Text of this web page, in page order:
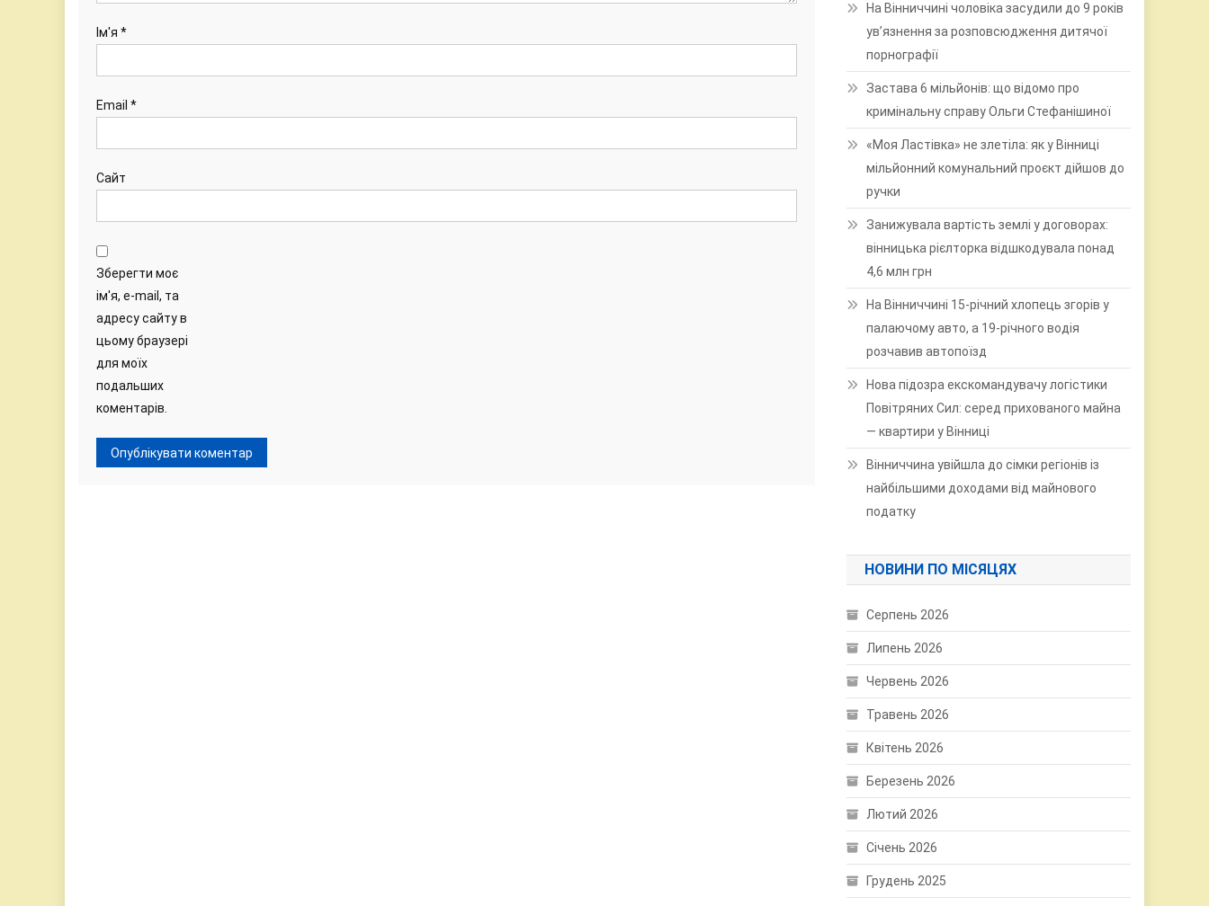
Ім'я *
Email *
Сайт
Зберегти моє
ім'я, e-mail, та
адресу сайту в
цьому браузері
для моїх
подальших
коментарів.
На Вінниччині чоловіка засудили до 9 років
ув’язнення за розповсюдження дитячої
порнографії
Застава 6 мільйонів: що відомо про
кримінальну справу Ольги Стефанішиної
«Моя Ластівка» не злетіла: як у Вінниці
мільйонний комунальний проєкт дійшов до
ручки
Занижувала вартість землі у договорах:
вінницька рієлторка відшкодувала понад
4,6 млн грн
На Вінниччині 15-річний хлопець згорів у
палаючому авто, а 19-річного водія
розчавив автопоїзд
Нова підозра екскомандувачу логістики
Повітряних Сил: серед прихованого майна
— квартири у Вінниці
Вінниччина увійшла до сімки регіонів із
найбільшими доходами від майнового
податку
НОВИНИ ПО МІСЯЦЯХ
Серпень 2026
Липень 2026
Червень 2026
Травень 2026
Квітень 2026
Березень 2026
Лютий 2026
Січень 2026
Грудень 2025